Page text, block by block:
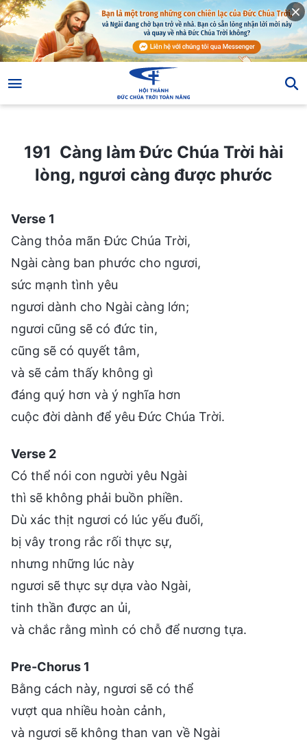
191 Càng làm Đức Chúa Trời hài
lòng, ngươi càng được phước
Verse 1
Càng thỏa mãn Đức Chúa Trời,
Ngài càng ban phước cho ngươi,
sức mạnh tình yêu
ngươi dành cho Ngài càng lớn;
ngươi cũng sẽ có đức tin,
cũng sẽ có quyết tâm,
và sẽ cảm thấy không gì
đáng quý hơn và ý nghĩa hơn
cuộc đời dành để yêu Đức Chúa Trời.
Verse 2
Có thể nói con người yêu Ngài
thì sẽ không phải buồn phiền.
Dù xác thịt ngươi có lúc yếu đuối,
bị vây trong rắc rối thực sự,
nhưng những lúc này
ngươi sẽ thực sự dựa vào Ngài,
tinh thần được an ủi,
và chắc rằng mình có chỗ để nương tựa.
Pre-Chorus 1
Bằng cách này, ngươi sẽ có thể
vượt qua nhiều hoàn cảnh,
và ngươi sẽ không than van về Ngài